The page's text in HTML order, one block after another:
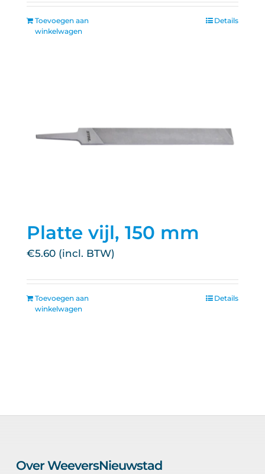
Toevoegen aan
winkelwagen
Details
Platte vijl, 150 mm
€5.60
Toevoegen aan
winkelwagen
Details
Over WeeversNieuwstad